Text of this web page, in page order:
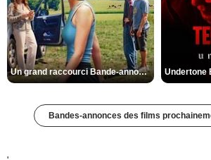
Un grand raccourci Bande-annonce VF
Bandes-annonces des films